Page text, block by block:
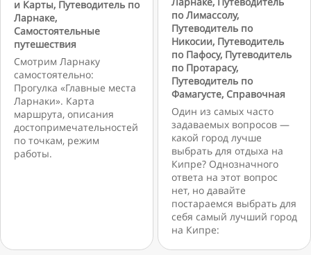
и Карты, Путеводитель по
Ларнаке,
Самостоятельные
путешествия
Смотрим Ларнаку
самостоятельно:
Прогулка «Главные места
Ларнаки». Карта
маршрута, описания
достопримечательностей
по точкам, режим
работы.
по Лимассолу,
Путеводитель по
Никосии, Путеводитель
по Пафосу, Путеводитель
по Протарасу,
Путеводитель по
Фамагусте, Справочная
Один из самых часто
задаваемых вопросов —
какой город лучше
выбрать для отдыха на
Кипре? Однозначного
ответа на этот вопрос
нет, но давайте
постараемся выбрать для
себя самый лучший город
на Кипре: